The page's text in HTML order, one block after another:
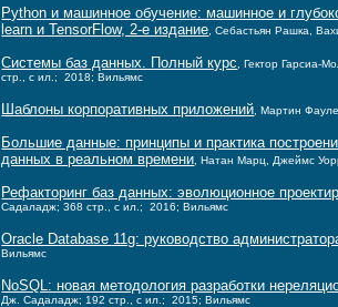
Python и машинное обучение: машинное и
learn и TensorFlow, 2-е издание , Себастьян Рашка,
Системы баз данных. Полный курс
, Гектор
стр., с ил.; 2018; Вильямс
Шаблоны корпоративных приложений , Мартин
Большие данные: принципы и практика
данных в реальном времени , Натан Марц, Джеймс
Рефакторинг баз данных: эволюционное
Садаладж; 368 стр., с ил.; 2016; Вильямс
Oracle Database 11g: руководство
Вильямс
NoSQL: новая методология разработки
Дж. Садаладж; 192 стр., с ил.; 2015; Вильямс